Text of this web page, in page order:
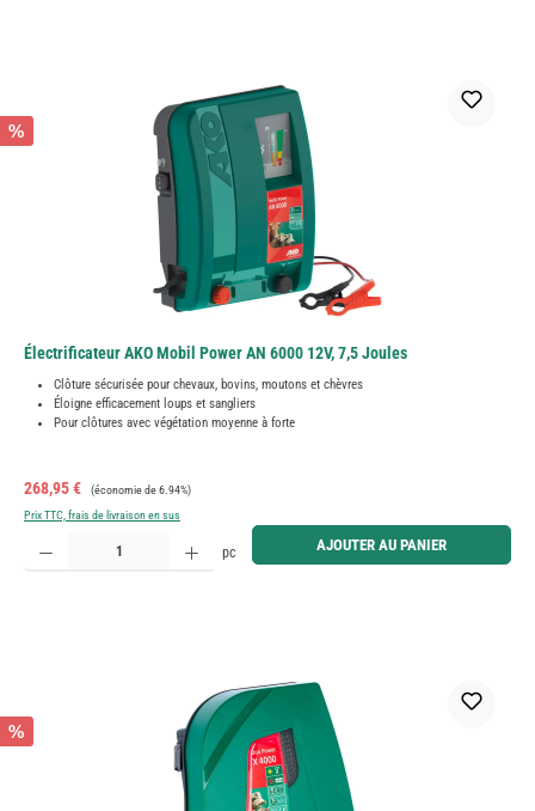
%
Électrificateur AKO Mobil Power AN 6000 12V, 7,5 Joules
Clôture sécurisée pour chevaux, bovins, moutons et chèvres
Éloigne efficacement loups et sangliers
Pour clôtures avec végétation moyenne à forte
Prix de vente :
268,95 € Prix régulier :
(économie de 6.94%)
Prix TTC, frais de livraison en sus
Quantité de produit : Entrez la quantité souhaitée ou utilisez les boutons pour augmenter ou
pc AJOUTER AU PANIER
%